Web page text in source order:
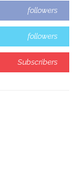
followers
followers
Subscribers